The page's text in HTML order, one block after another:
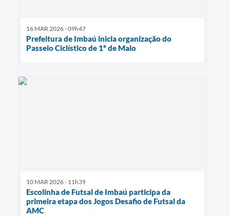
16 MAR 2026 - 09h47
Prefeitura de Imbaú inicia organização do
Passeio Ciclístico de 1º de Maio
10 MAR 2026 - 11h39
Escolinha de Futsal de Imbaú participa da
primeira etapa dos Jogos Desafio de Futsal da
AMC